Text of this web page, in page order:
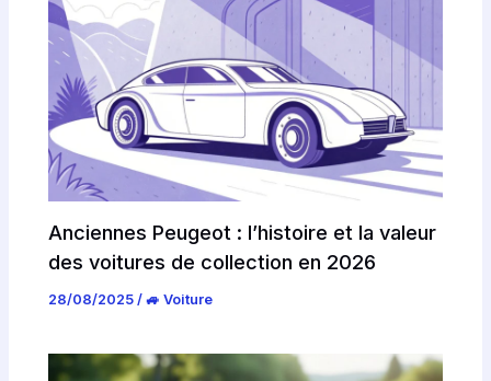
Anciennes Peugeot : l’histoire et la valeur
des voitures de collection en 2026
28/08/2025/🚙 Voiture